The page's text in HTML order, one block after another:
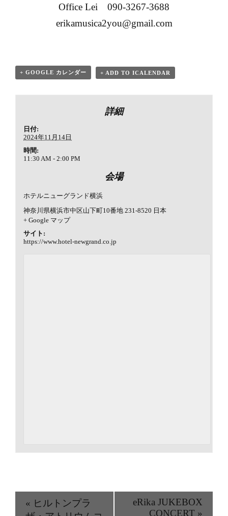
Office Lei 090-3267-3688
erikamusica2you@gmail.com
+ GOOGLE カレンダー + ADD TO ICALENDAR
詳細
日付:
2024年11月14日
時間:
11:30 AM - 2:00 PM
会場
ホテルニューグランド横浜
神奈川県横浜市中区山下町10番地 231-8520 日本
+ Google マップ
サイト:
https://www.hotel-newgrand.co.jp
« ヒルトンプラ
eRika JUKEBOX
CONCERT »